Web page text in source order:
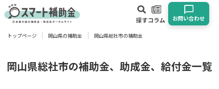
探すコラム お問い合わせ
対象
トップページ 岡山県の補助金 岡山県総社市の補助金
岡山県総社市の補助金、助成金、給付金一覧